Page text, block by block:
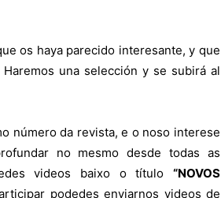
os haya parecido interesante, y que
una selección y se subirá al
número da revista, e o noso interese
no mesmo desde todas as
videos baixo o título “NOVOS
podedes enviarnos videos de